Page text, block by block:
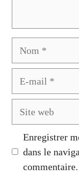
Enregistrer
dans le
commentaire.